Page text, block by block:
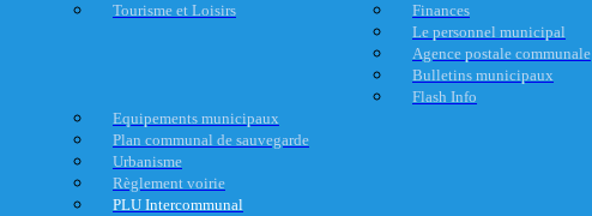
Tourisme et Loisirs
Finances
Le personnel municipal
Agence postale communale
Bulletins municipaux
Flash Info
Equipements municipaux
Plan communal de sauvegarde
Urbanisme
Règlement voirie
PLU Intercommunal